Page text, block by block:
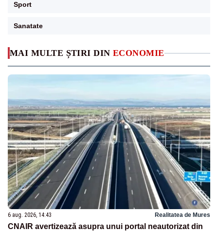
MAI MULTE ȘTIRI DIN ECONOMIE
6 aug. 2026, 14:43 Realitatea de Mures
CNAIR avertizează asupra unui portal neautorizat din
Sport
Sanatate